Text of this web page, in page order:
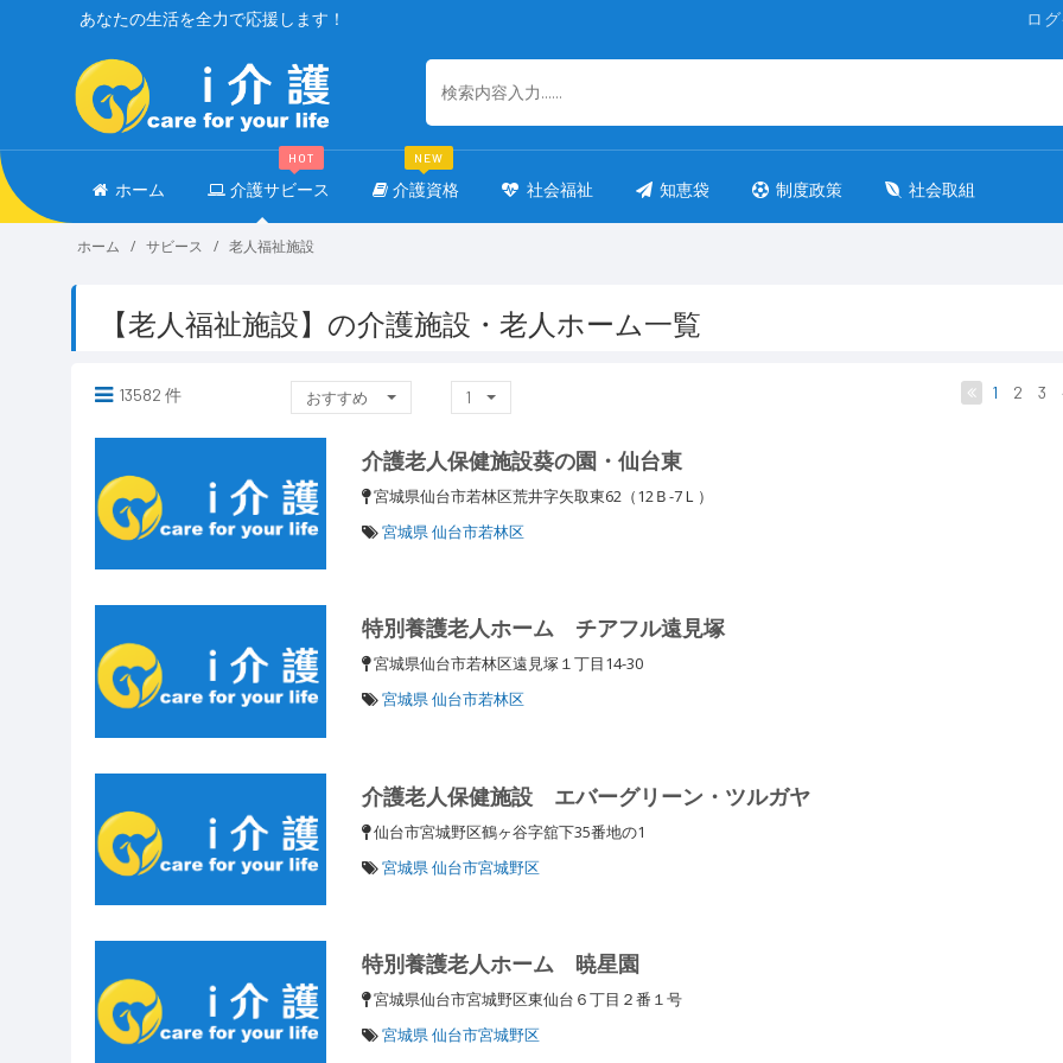
ロ
あなたの生活を全力で応援します！
ホーム 介護サビース
HOT
介護資格
NEW
社会福祉 知恵袋 制度政策 社会取組
ホーム サビース 老人福祉施設
【老人福祉施設】の介護施設・老人ホーム一覧
13582 件 おすすめ 1 1 2 3
介護老人保健施設葵の園・仙台東
宮城県仙台市若林区荒井字矢取東62（12Ｂ-7Ｌ）
宮城県 仙台市若林区
特別養護老人ホーム チアフル遠見塚
宮城県仙台市若林区遠見塚１丁目14-30
宮城県 仙台市若林区
介護老人保健施設 エバーグリーン・ツルガヤ
仙台市宮城野区鶴ヶ谷字舘下35番地の1
宮城県 仙台市宮城野区
特別養護老人ホーム 暁星園
宮城県仙台市宮城野区東仙台６丁目２番１号
宮城県 仙台市宮城野区